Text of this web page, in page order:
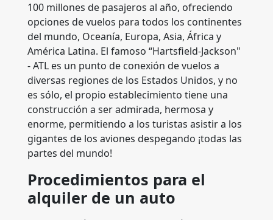
100 millones de pasajeros al año, ofreciendo
opciones de vuelos para todos los continentes
del mundo, Oceanía, Europa, Asia, África y
América Latina. El famoso “Hartsfield-Jackson"
- ATL es un punto de conexión de vuelos a
diversas regiones de los Estados Unidos, y no
es sólo, el propio establecimiento tiene una
construcción a ser admirada, hermosa y
enorme, permitiendo a los turistas asistir a los
gigantes de los aviones despegando ¡todas las
partes del mundo!
Procedimientos para el
alquiler de un auto